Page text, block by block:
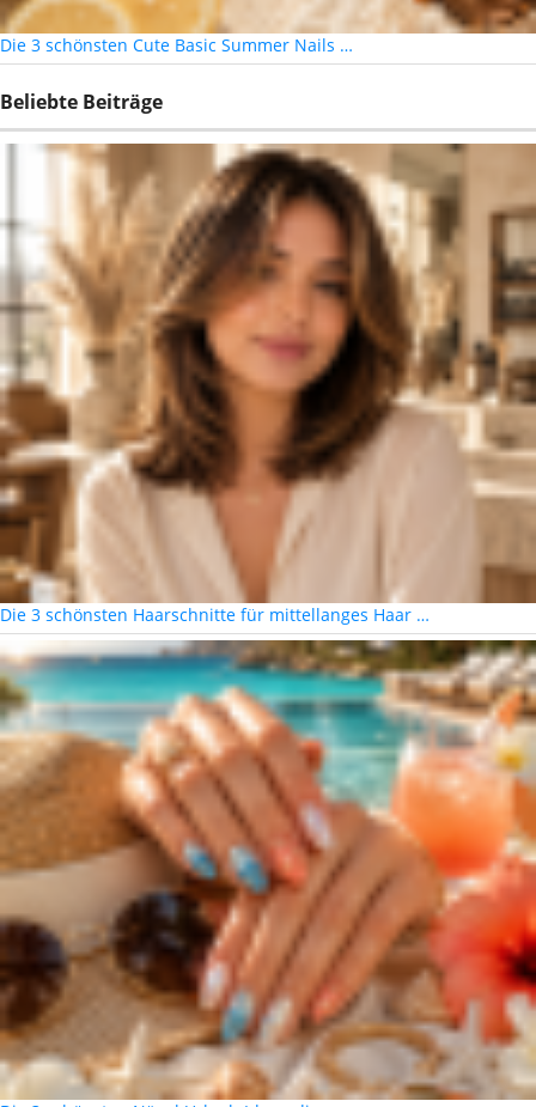
Die 3 schönsten Cute Basic Summer Nails …
Beliebte Beiträge
Die 3 schönsten Haarschnitte für mittellanges Haar …